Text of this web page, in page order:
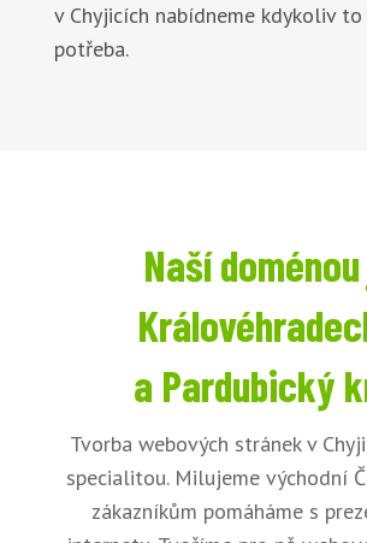
v Chyjicích nabídneme kdykoliv to
potřeba.
Naší
a Pardubický
Tvorba webových stránek v
specialitou. Milujeme východní
zákazníkům pomáháme s